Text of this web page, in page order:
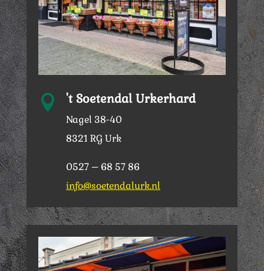
 't Soetendal Urkerhard
Nagel 38-40
8321 RG Urk
0527 – 68 57 86
info@soetendalurk.nl